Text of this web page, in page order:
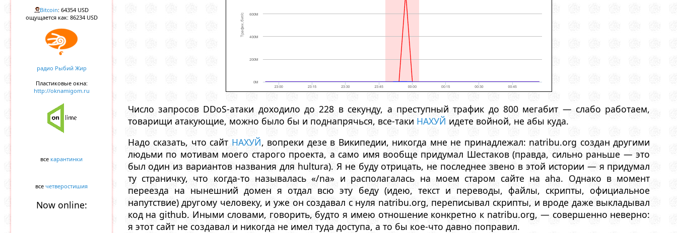
Bitcoin: 64354 USD
ощущается как: 86234 USD
радио Рыбий Жир
Пластиковые окна:
http://oknamigom.ru
все карантинки
все четверостишия
Now online:
Число запросов DDoS-атаки доходило до 228 в секунду, а преступный трафик до 800 мегабит — слабо работаем,
товарищи атакующие, можно было бы и поднапрячься, все-таки НАХУЙ идете войной, не абы куда.
Надо сказать, что сайт НАХУЙ, вопреки дезе в Википедии, никогда мне не принадлежал: natribu.org создан другими
людьми по мотивам моего старого проекта, а само имя вообще придумал Шестаков (правда, сильно раньше — это
был один из вариантов названия для hultura). Я не буду отрицать, не последнее звено в этой истории — я придумал
ту страничку, что когда-то называлась «/na» и располагалась на моем старом сайте на aha. Однако в момент
переезда на нынешний домен я отдал всю эту беду (идею, текст и переводы, файлы, скрипты, официальное
напутствие) другому человеку, и уже он создавал с нуля natribu.org, переписывал скрипты, и вроде даже выкладывал
код на github. Иными словами, говорить, будто я имею отношение конкретно к natribu.org, — совершенно неверно:
я этот сайт не создавал и никогда не имел туда доступа, а то бы кое-что давно поправил.